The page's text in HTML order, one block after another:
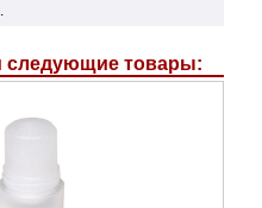
следующие товары: